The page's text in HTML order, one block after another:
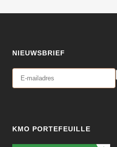
NIEUWSBRIEF
KMO PORTEFEUILLE